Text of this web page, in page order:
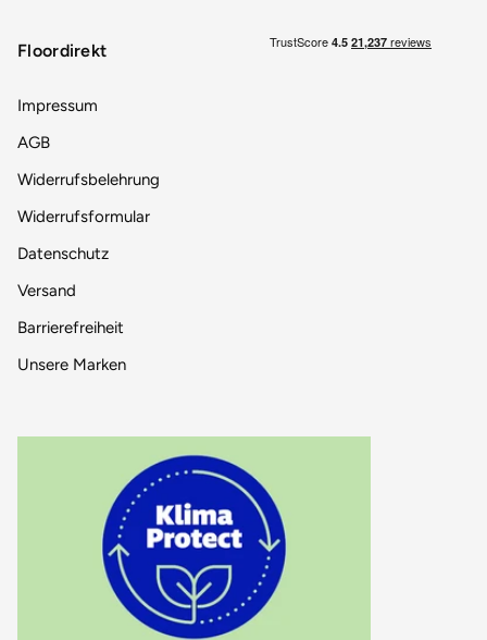
Floordirekt
Impressum
AGB
Widerrufsbelehrung
Widerrufsformular
Datenschutz
Versand
Barrierefreiheit
Unsere Marken